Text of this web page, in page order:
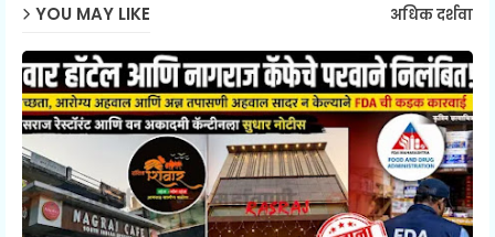
YOU MAY LIKE अधिक दर्शवा